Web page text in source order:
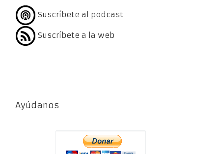
Suscríbete al podcast
Suscríbete a la web
Ayúdanos